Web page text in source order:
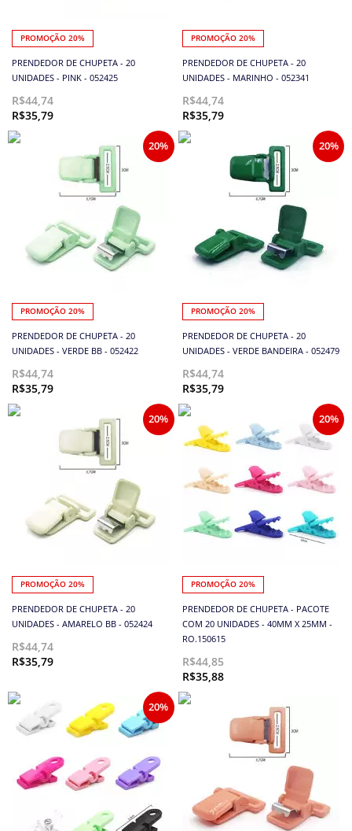
PROMOÇÃO 20%
PRENDEDOR DE CHUPETA - 20
UNIDADES - PINK - 052425
R$44,74
R$35,79
PROMOÇÃO 20%
PRENDEDOR DE CHUPETA - 20
UNIDADES - MARINHO - 052341
R$44,74
R$35,79
PROMOÇÃO 20%
PRENDEDOR DE CHUPETA - 20
UNIDADES - VERDE BB - 052422
R$44,74
R$35,79
20%
PROMOÇÃO 20%
PRENDEDOR DE CHUPETA - 20
UNIDADES - VERDE BANDEIRA - 052479
R$44,74
R$35,79
20%
PROMOÇÃO 20%
PRENDEDOR DE CHUPETA - 20
UNIDADES - AMARELO BB - 052424
R$44,74
R$35,79
20%
PROMOÇÃO 20%
PRENDEDOR DE CHUPETA - PACOTE
COM 20 UNIDADES - 40MM X 25MM -
RO.150615
R$44,85
R$35,88
20%
20%